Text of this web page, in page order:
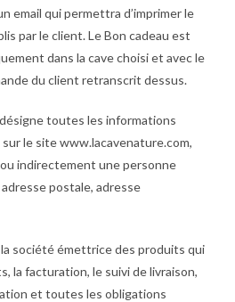
email qui permettra d’imprimer le
par le client. Le Bon cadeau est
dans la cave choisi et avec le
du client retranscrit dessus.
toutes les informations
le site www.lacavenature.com,
indirectement une personne
postale, adresse
société émettrice des produits qui
la facturation, le suivi de livraison,
et toutes les obligations